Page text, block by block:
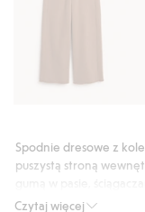
kroju
Czytaj więcej
Spodnie dresowe z
puszystą stroną
przesuniętych szwach.